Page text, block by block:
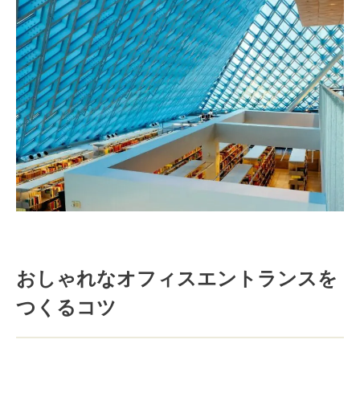
おしゃれなオフィスエントランスを
つくるコツ